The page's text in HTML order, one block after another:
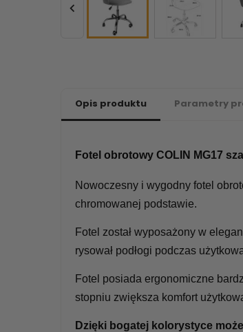

Opis produktu Parametry
Fotel obrotowy COLIN MG17
Nowoczesny i wygodny fotel
chromowanej podstawie.
Fotel został wyposażony w
rysował podłogi podczas
Fotel posiada ergonomiczne
stopniu zwiększa komfort
Dzięki bogatej kolorystyce